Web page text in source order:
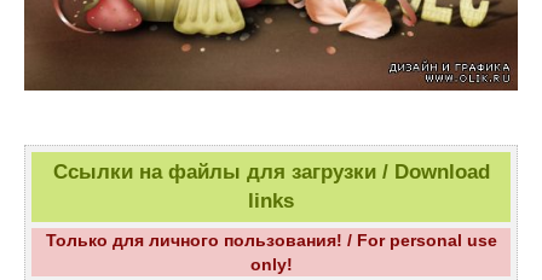
Ссылки на файлы для загрузки / Download
links
Только для личного пользования! / For personal use
only!